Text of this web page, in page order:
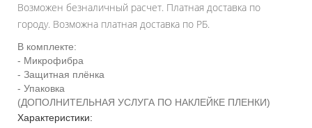
Возможен безналичный расчет. Платная доставка по
городу. Возможна платная доставка по РБ.
В комплекте:
- Микрофибра
- Защитная плёнка
- Упаковка
(ДОПОЛНИТЕЛЬНАЯ УСЛУГА ПО НАКЛЕЙКЕ ПЛЕНКИ)
Характеристики: